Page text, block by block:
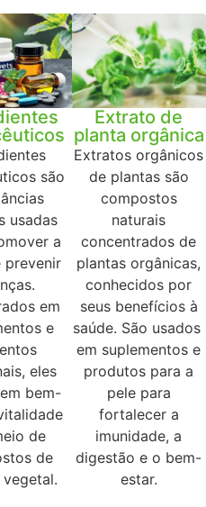
são
usadas
a
prevenir
em
e
eles
bem-
de
de
Extrato de
planta orgânica
Extratos orgânicos
de plantas são
compostos
naturais
concentrados de
plantas orgânicas,
conhecidos por
seus benefícios à
saúde. São usados ​​
em suplementos e
produtos para a
pele para
fortalecer a
imunidade, a
digestão e o bem-
estar.